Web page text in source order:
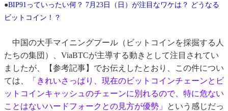
●BIP91っていったい何？ 7月23日（日）が注目なワケは？ どうなる
ビットコイン！？
中国の大手マイニングプール（ビットコインを採掘する人
たちの集団）、ViaBTCが主導する動きとして注目されてい
ましたが、【参考記事】でお伝えしたとおり、この件につい
ては、
「きれいさっぱり、現在のビットコインチェーンとビ
ットコインキャッシュのチェーンに別れるので、特に危ない
ことはないハードフォークとの見方が優勢」
という感じだっ